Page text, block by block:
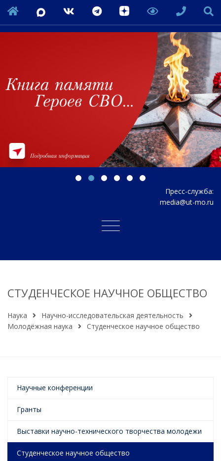
Пресс-служба:
media@ut-mo.ru
СТУДЕНЧЕСКОЕ НАУЧНОЕ ОБЩЕСТВО
Наука
Научно-исследовательская деятельность
Молодёжная наука
Студенческое научное общество
Научные конференции
Гранты
Выставки научно-технического творчества молодежи
Студенческое научное общество